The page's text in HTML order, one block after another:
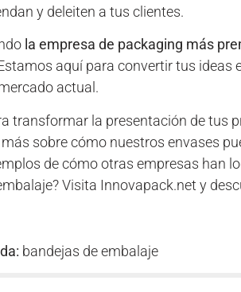
y deleiten a tus clientes.
la empresa de packaging más
aquí para convertir tus ideas
actual.
transformar la presentación de tus
más sobre cómo nuestros envases
de cómo otras empresas han
Visita Innovapack.net y
bandejas de embalaje